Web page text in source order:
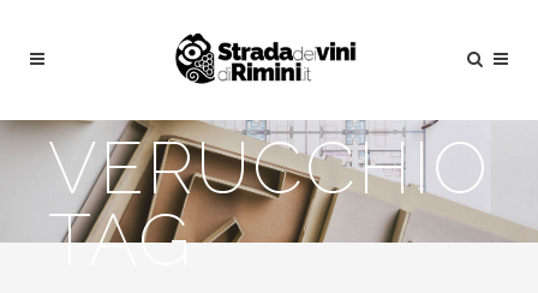
VERUCCHIO
TAG